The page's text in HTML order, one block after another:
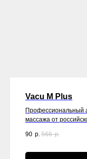
Vacu M Plus
Профессиональный
массажа от
90 р. 566 р.